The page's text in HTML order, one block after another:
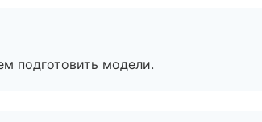
подготовить модели.